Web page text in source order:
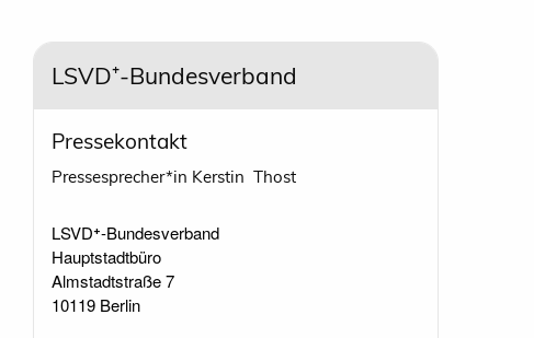
LSVD⁺-Bundesverband
Pressekontakt
Pressesprecher*in Kerstin Thost
LSVD⁺-Bundesverband
Hauptstadtbüro
Almstadtstraße 7
10119 Berlin